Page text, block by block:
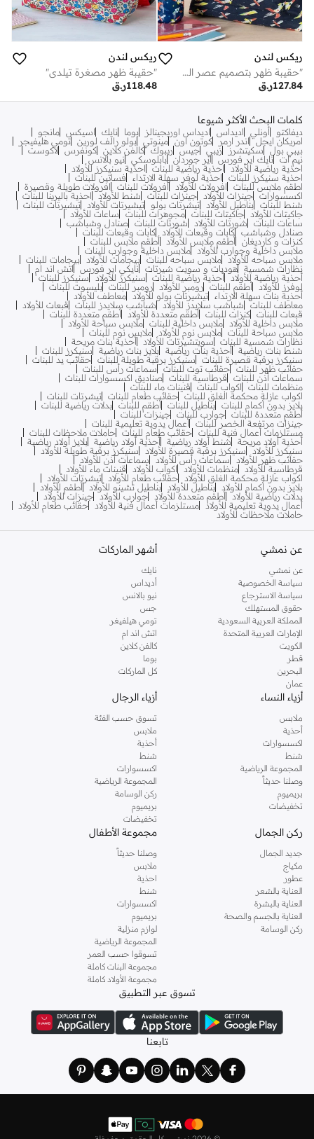
ريكس لندن
"حقيبة ظهر بتصميم عصر الفضاء"
ر.ق127.84
ريكس لندن
"حقيبة ظهر مصغرة تيلدي"
ر.ق118.48
كلمات البحث الأكثر شيوعا
ديفاكتو أونلي اديداس اديداس اوريجينالز بوما نايك اسيكس مانجو
امريكان ايجل
اندر ارمر كوتون اون مينوتي بولو رالف لورين تومي هليفيجر
بيبي بول
سكيتشرز زيبي جيس ريبوك كالفن كلاين كونفرس لاكوست
نيم ات نايك اير فورس اير جوردان بابلوسكي نيو بالانس
احذية رياضية للأولاد
احذية رياضية للبنات
احذية سنيكرز للأولاد
احذية سنيكرز للبنات
احذية لوفر سهلة الارتداء
فساتين للبنات
اطقم ملابس للبنات
افرولات للأولاد افرولات للبنات
افرولات طويلة وقصيرة
اكسسوارات جينزات للأولاد جينزات للبنات شنط للأولاد
احذية باليرينا للبنات
شنط للبنات بناطيل للأولاد تيشرتات بولو تيشيرتات للأولاد
تيشيرتات للبنات
جاكيتات للأولاد
جاكيتات للبنات مجوهرات للبنات
ساعات للأولاد
ساعات للبنات
شورتات للأولاد شورتات للبنات صنادل وشباشب
صنادل وشباشب كابات وقبعات للأولاد
كابات وقبعات للبنات
كنزات و كارديغان أطقم ملابس للأولاد
أطقم ملابس للبنات
ملابس داخلية وجوارب للأولاد
ملابس داخلية وجوارب للبنات
ملابس سباحه للأولاد ملابس سباحه للبنات بيجامات للأولاد
بيجامات للبنات
نظارات شمسية هوديات و سويت شيرتات نايكي اير فورس
اتش اند ام
أحذية رياضية للأولاد أحذية رياضية للبنات سنيكرز للأولاد
سنيكرز للبنات
لوفرز للأولاد
أطقم للبنات رومبر للأولاد رومبر للبنات بليسوت للبنات
أحذية بنات سهلة الارتداء
تيشيرتات بولو للأولاد معاطف للأولاد
معاطف للبنات
شباشب سلايدز للأولاد شباشب سلايدز للبنات
قبعات للأولاد
قبعات للبنات كنزات للبنات أطقم متعددة للأولاد
أطقم متعددة للبنات
ملابس داخلية للأولاد
ملابس داخلية للبنات ملابس سباحة للأولاد
ملابس سباحة للبنات ملابس نوم للأولاد
ملابس نوم للبنات
نظارات شمسية للبنات
سويتشيرتات للأولاد
أحذية بنات مريحة
شنط بنات رياضية أحذية بنات رياضية بلايز بنات رياضية
سنيكرز للبنات
سنيكرز برقبة قصيرة للبنات
سنيكرز برقبة طويلة للبنات حقائب يد للبنات
حقائب ظهر للبنات حقائب توت للبنات
سماعات رأس للبنات
سماعات أذن للبنات
قرطاسية للبنات صناديق اكسسوارات للبنات
منظمات للبنات
اكواب للبنات
قنينات ماء للبنات
اكواب عازلة محكمة الغلق للبنات حقائب طعام للبنات تيشرتات للبنات
بلايز بدون أكمام للبنات بناطيل للبنات أطقم للبنات بدلات رياضية للبنات
أطقم متعددة للبنات جوارب للبنات جينزات للبنات
جينزات مرتفعة الخصر للبنات أعمال يدوية تعليمية للبنات
مستلزمات أعمال فنية للبنات حقائب طعام للبنات حاملات ملاحظات للبنات
أحذية أولاد مريحة
شنط أولاد رياضية أحذية أولاد رياضية بلايز أولاد رياضية
سنيكرز للأولاد
سنيكرز برقبة قصيرة للأولاد
سنيكرز برقبة طويلة للأولاد
حقائب ظهر للأولاد
سماعات رأس للأولاد
سماعات أذن للأولاد
قرطاسية للأولاد منظمات للأولاد اكواب للأولاد
قنينات ماء للأولاد
اكواب عازلة محكمة الغلق للأولاد
حقائب طعام للأولاد
تيشرتات للأولاد
بلايز بدون أكمام للأولاد
بناطيل للأولاد بناطيل تشينو للأولاد
أطقم للأولاد
بدلات رياضية للأولاد أطقم متعددة للأولاد جوارب للأولاد جينزات للأولاد
أعمال يدوية تعليمية للأولاد
مستلزمات أعمال فنية للأولاد
حقائب طعام للأولاد
حاملات ملاحظات للأولاد
عن نمشي
عن نمشي
سياسة الخصوصية
سياسة الاسترجاع
حقوق المستهلك
المملكة العربية السعودية
الإمارات العربية المتحدة
الكويت
قطر
البحرين
عمان
أشهر الماركات
نايك
أديداس
نيو بالانس
جس
تومي هيلفيغر
اتش اند ام
كالفن كلاين
بوما
كل الماركات
أزياء النساء
ملابس
أحذية
اكسسوارات
شنط
المجموعة الرياضية
وصلنا حديثاً
بريميوم
تخفيضات
أزياء الرجال
تسوق حسب الفئة
ملابس
أحذية
شنط
اكسسوارات
المجموعة الرياضية
ركن الوسامة
بريميوم
تخفيضات
ركن الجمال
جديد الجمال
مكياج
عطور
العناية بالشعر
العناية بالبشرة
العناية بالجسم والصحة
ركن الوسامة
مجموعة الأطفال
وصلنا حديثاً
ملابس
احذية
شنط
اكسسوارات
بريميوم
لوازم منزلية
المجموعة الرياضية
تسوقوا حسب العمر
مجموعة البنات كاملة
مجموعة الأولاد كاملة
تسوق عبر التطبيق
تابعنا